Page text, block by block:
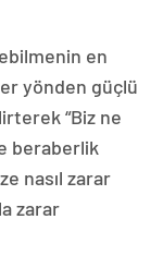
en
yönden güçlü
“Biz ne
beraberlik
nasıl zarar
zarar